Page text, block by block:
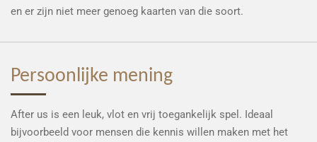
en er zijn niet meer genoeg kaarten van die soort.
Persoonlijke mening
After us is een leuk, vlot en vrij toegankelijk spel. Ideaal
bijvoorbeeld voor mensen die kennis willen maken met het